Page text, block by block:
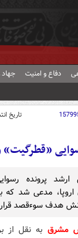
دفاع و امنیت
تاریخ
«قطرگیت»
ارشد پرونده
اروپا، مدعی شد که
هدف سوءقصد
مشرق به نقل از